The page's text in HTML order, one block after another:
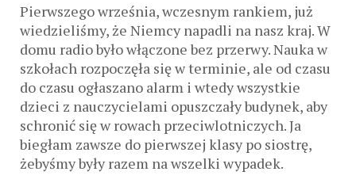
Pierwszego września, wczesnym rankiem, już
wiedzieliśmy, że Niemcy napadli na nasz kraj. W
domu radio było włączone bez przerwy. Nauka w
szkołach rozpoczęła się w terminie, ale od czasu
do czasu ogłaszano alarm i wtedy wszystkie
dzieci z nauczycielami opuszczały budynek, aby
schronić się w rowach przeciwlotniczych. Ja
biegłam zawsze do pierwszej klasy po siostrę,
żebyśmy były razem na wszelki wypadek.